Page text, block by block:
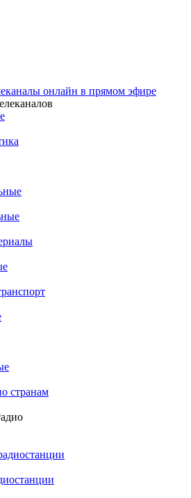
онлайн в прямом эфире
странам